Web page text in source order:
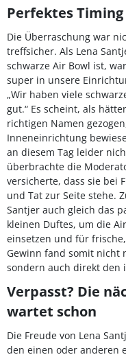
Perfektes
Die Überraschung war
treffsicher. Als Lena
schwarze Air Bowl ist,
super in unsere
„Wir haben viele
gut.“ Es scheint, als
richtigen Namen
Inneneinrichtung
an diesem Tag leider
überbrachte die
versicherte, dass sie bei
und Tat zur Seite stehe.
Santjer auch gleich das
kleinen Duftes, um die
einsetzen und für
Gewinn fand somit nicht
sondern auch direkt den
Verpasst? Die
wartet schon
Die Freude von Lena
den einen oder anderen